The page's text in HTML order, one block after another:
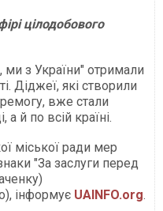
цілодобового
з України" отримали
Діджеї, які створили
вже стали
й по всій країні.
міської ради мер
"За заслуги перед
інформує UAINFO.org.